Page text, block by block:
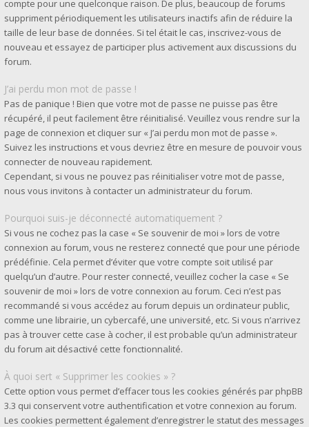
compte pour une quelconque raison. De plus, beaucoup de forums
suppriment périodiquement les utilisateurs inactifs afin de réduire la
taille de leur base de données. Si tel était le cas, inscrivez-vous de
nouveau et essayez de participer plus activement aux discussions du
forum.
J’ai perdu mon mot de passe !
Pas de panique ! Bien que votre mot de passe ne puisse pas être
récupéré, il peut facilement être réinitialisé. Veuillez vous rendre sur la
page de connexion et cliquer sur « J’ai perdu mon mot de passe ».
Suivez les instructions et vous devriez être en mesure de pouvoir vous
connecter de nouveau rapidement.
Cependant, si vous ne pouvez pas réinitialiser votre mot de passe,
nous vous invitons à contacter un administrateur du forum.
Pourquoi suis-je déconnecté automatiquement ?
Si vous ne cochez pas la case « Se souvenir de moi » lors de votre
connexion au forum, vous ne resterez connecté que pour une période
prédéfinie. Cela permet d’éviter que votre compte soit utilisé par
quelqu’un d’autre. Pour rester connecté, veuillez cocher la case « Se
souvenir de moi » lors de votre connexion au forum. Ceci n’est pas
recommandé si vous accédez au forum depuis un ordinateur public,
comme une librairie, un cybercafé, une université, etc. Si vous n’arrivez
pas à trouver cette case à cocher, il est probable qu’un administrateur
du forum ait désactivé cette fonctionnalité.
À quoi sert « Supprimer les cookies » ?
Cette option vous permet d’effacer tous les cookies générés par phpBB
3.3 qui conservent votre authentification et votre connexion au forum.
Les cookies permettent également d’enregistrer le statut des messages